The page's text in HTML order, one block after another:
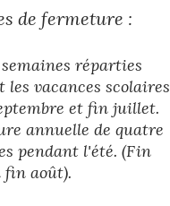
de fermeture :
réparties
les vacances scolaires
et fin juillet.
annuelle de quatre
pendant l'été. (Fin
août).